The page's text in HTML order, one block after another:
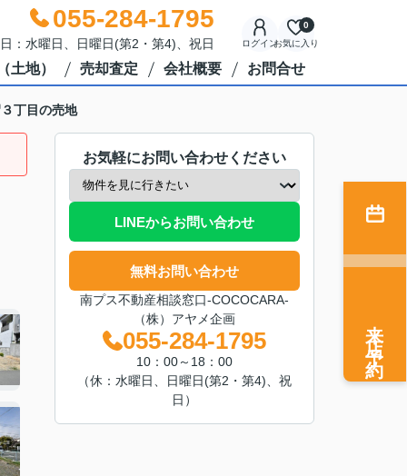
055-284-1795
水曜日、日曜日(第2・第4)、祝日 ログインお気に入り
0
土地） 売却査定 会社概要 お問合せ
丁目の売地
お気軽にお問い合わせください
LINEからお問い合わせ
無料お問い合わせ
南プス不動産相談窓口-COCOCARA-
（株）アヤメ企画
055-284-1795
10：00～18：00
（休：水曜日、日曜日(第2・第4)、祝
日）
来店予約